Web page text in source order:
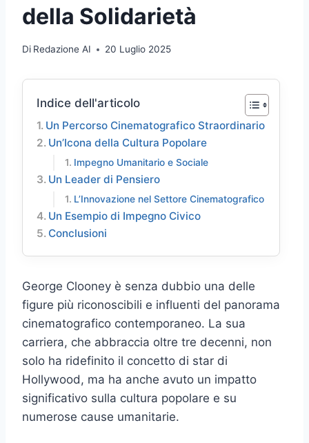
della Solidarietà
Di Redazione AI 20 Luglio 2025
Indice dell'articolo
Un Percorso Cinematografico Straordinario
Un’Icona della Cultura Popolare
Impegno Umanitario e Sociale
Un Leader di Pensiero
L’Innovazione nel Settore Cinematografico
Un Esempio di Impegno Civico
Conclusioni
George Clooney è senza dubbio una delle
figure più riconoscibili e influenti del panorama
cinematografico contemporaneo. La sua
carriera, che abbraccia oltre tre decenni, non
solo ha ridefinito il concetto di star di
Hollywood, ma ha anche avuto un impatto
significativo sulla cultura popolare e su
numerose cause umanitarie.